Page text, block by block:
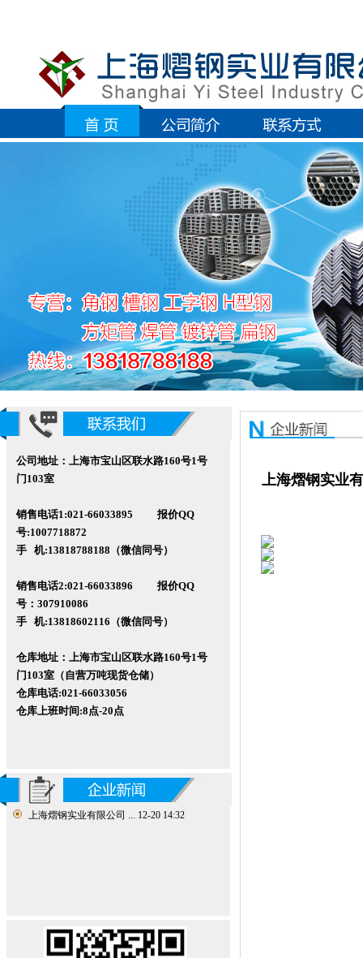
公司地址：上海市宝山区联水路160号1号
门103室
销售电话1:021-66033895 报价QQ
号:1007718872
手 机:13818788188（微信同号）
销售电话2:021-66033896 报价QQ
号 ：307910086
手 机:13818602116 （微信同号）
仓库地址：上海市宝山区联水路160号1号
门103室（自营万吨现货仓储）
仓库电话:021-66033056
仓库上班时间:8点-20点
上海熠钢实业有限公司 ... 12-20 14:32
上海熠钢实业